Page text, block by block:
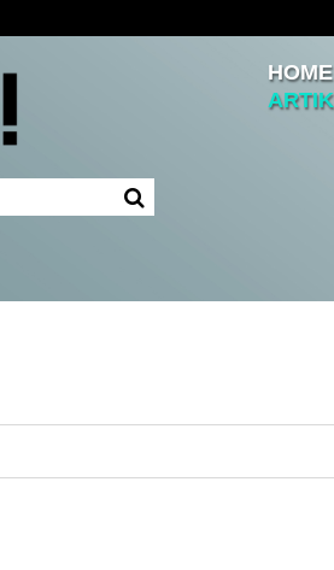
Inloggen
blijven
HOME